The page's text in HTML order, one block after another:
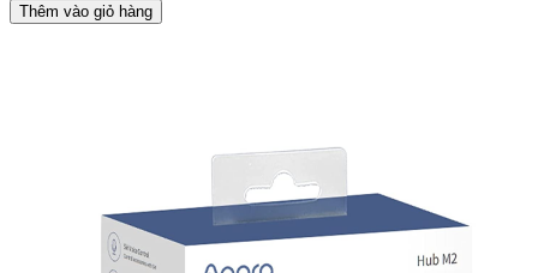
Thêm vào giỏ hàng